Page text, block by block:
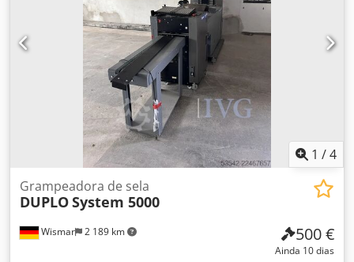
produtos incompletos Aparador Heidelberg TR 400 -
Conjuntos de facas: 2 Entrega Heidelberg CHA -
Empilhador - Entrega à esquerda
1 /4
Wismar 2 189 km
Grampeadora de sela
DUPLOSystem 5000
500 €
Ainda 10 dias